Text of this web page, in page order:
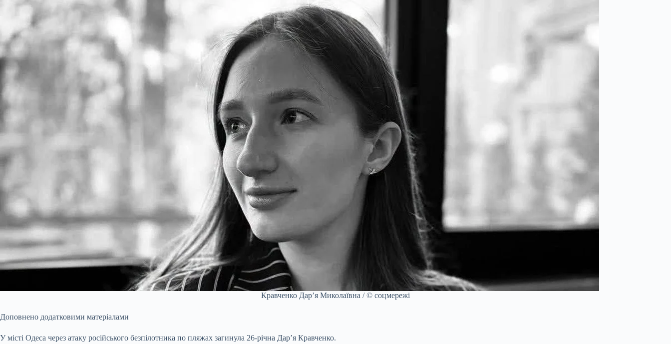
Кравченко Дар’я Миколаївна / © соцмережі
Доповнено додатковими матеріалами
У місті Одеса через атаку російського безпілотника по пляжах загинула 26-річна Дар’я Кравченко.